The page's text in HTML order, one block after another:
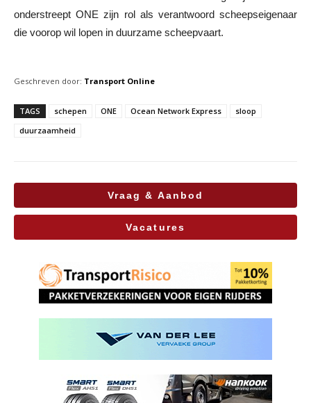
onderstreept ONE zijn rol als verantwoord scheepseigenaar
die voorop wil lopen in duurzame scheepvaart.
Geschreven door: Transport Online
TAGS schepen ONE Ocean Network Express
sloop
duurzaamheid
Vraag & Aanbod
Vacatures